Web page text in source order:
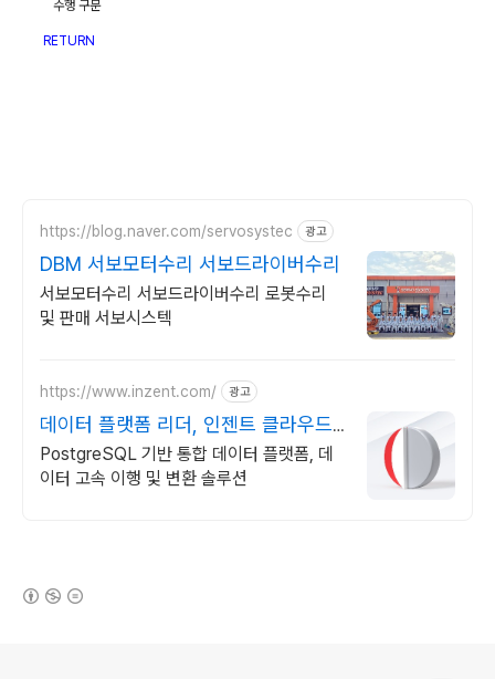
수행 구문
RETURN
https://blog.naver.com/servosystec 광고
DBM 서보모터수리 서보드라이버수리
서보모터수리 서보드라이버수리 로봇수리
및 판매 서보시스텍
https://www.inzent.com/ 광고
데이터 플랫폼 리더, 인젠트 클라우드
최적화 DBMS
PostgreSQL 기반 통합 데이터 플랫폼, 데
이터 고속 이행 및 변환 솔루션